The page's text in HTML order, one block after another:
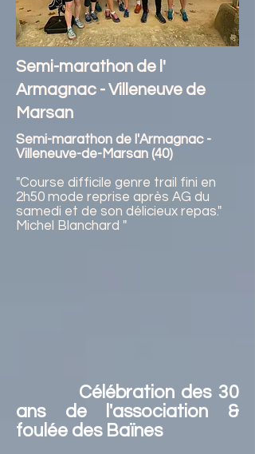
Semi-marathon de l'
Armagnac - Villeneuve de
Marsan
Semi-marathon de l'Armagnac -
Villeneuve-de-Marsan (40)
"Course difficile genre trail fini en
2h50 mode reprise après AG du
samedi et de son délicieux repas."
Michel Blanchard "
Célébration des 30
ans de l'association &
foulée des Baïnes